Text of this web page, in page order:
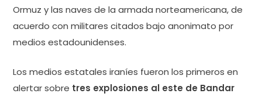
Ormuz y las naves de la armada norteamericana, de
acuerdo con militares citados bajo anonimato por
medios estadounidenses.
Los medios estatales iraníes fueron los primeros en
alertar sobre tres explosiones al este de Bandar